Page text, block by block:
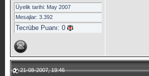
Üyelik tarihi: May 2007
Mesajlar: 3.392
Tecrübe Puanı: 0
21-08-2007, 19:46